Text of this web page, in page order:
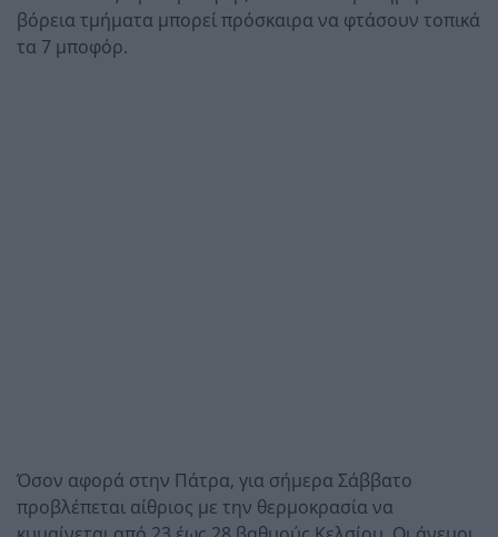
βόρεια τμήματα μπορεί πρόσκαιρα να φτάσουν τοπικά
τα 7 μποφόρ.
Όσον αφορά στην Πάτρα, για σήμερα Σάββατο
προβλέπεται αίθριος με την θερμοκρασία να